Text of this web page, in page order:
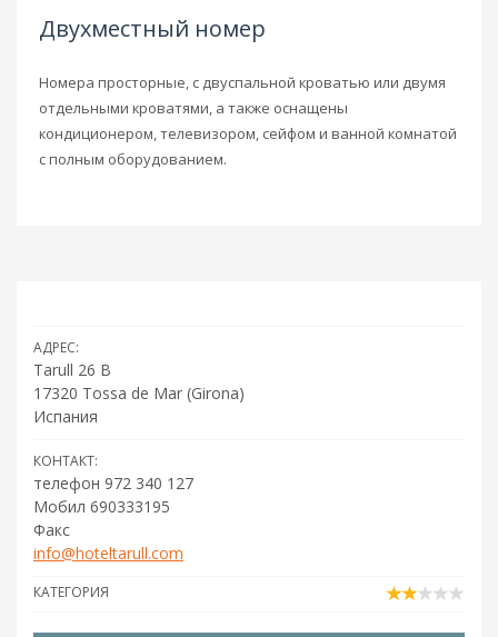
Двухместный номер
Номера просторные, с двуспальной кроватью или двумя
отдельными кроватями, а также оснащены
кондиционером, телевизором, сейфом и ванной комнатой
с полным оборудованием.
АДРЕС:
Tarull 26 B
17320 Tossa de Mar (Girona)
Испания
КОНТАКТ:
телефон 972 340 127
Мобил 690333195
Факс
info@hoteltarull.com
КАТЕГОРИЯ